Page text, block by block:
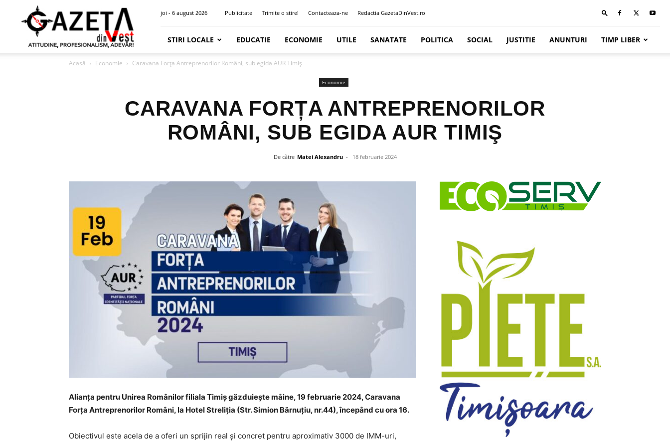
Gazeta
din
Vest
joi - 6 august 2026 Publicitate Trimite o stire! Contacteaza-ne Redactia GazetaDinVest.ro
STIRI LOCALE EDUCATIE ECONOMIE UTILE SANATATE POLITICA SOCIAL JUSTITIE ANUNTURI TIMP LIBER
Acasă Economie Caravana Forța Antreprenorilor Români, sub egida AUR Timiş
Economie
CARAVANA FORȚA ANTREPRENORILOR
ROMÂNI, SUB EGIDA AUR TIMIŞ
De către Matei Alexandru - 18 februarie 2024
Alianța pentru Unirea Românilor filiala Timiș găzduiește mâine, 19 februarie 2024, Caravana
Forța Antreprenorilor Români, la Hotel Streliția (Str. Simion Bărnuțiu, nr.44), începând cu ora 16.
Obiectivul este acela de a oferi un sprijin real și concret pentru aproximativ 3000 de IMM-uri,